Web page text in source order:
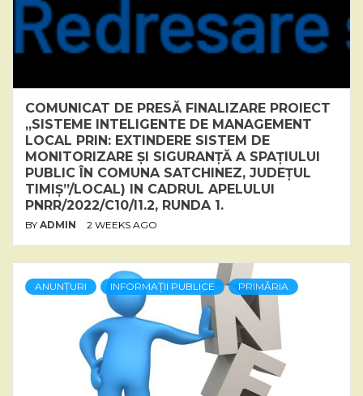
COMUNICAT DE PRESĂ FINALIZARE PROIECT
„SISTEME INTELIGENTE DE MANAGEMENT
LOCAL PRIN: EXTINDERE SISTEM DE
MONITORIZARE ȘI SIGURANȚĂ A SPAȚIULUI
PUBLIC ÎN COMUNA SATCHINEZ, JUDEȚUL
TIMIȘ”/LOCAL) IN CADRUL APELULUI
PNRR/2022/C10/I1.2, RUNDA 1.
BY ADMIN 2 WEEKS AGO
ANUNȚURI INFORMAȚII PUBLICE PRIMĂRIA